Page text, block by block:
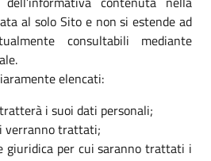
al solo Sito e non si estende ad
consultabili mediante
elencati:
i suoi dati personali;
verranno trattati;
giuridica per cui saranno trattati i